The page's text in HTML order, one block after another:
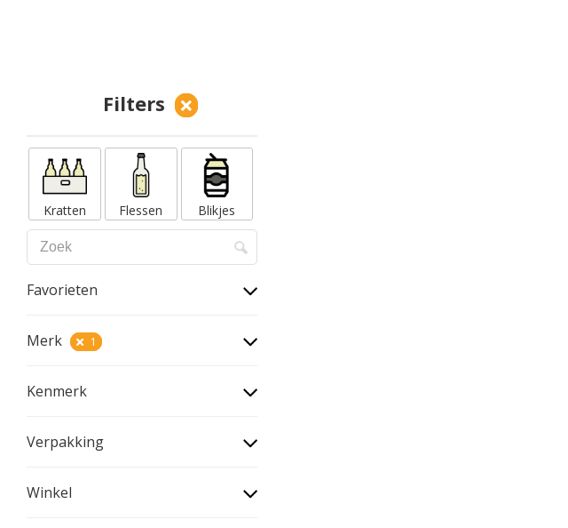
Filters
Kratten Flessen Blikjes
Favorieten
Merk 1
Kenmerk
Verpakking
Winkel